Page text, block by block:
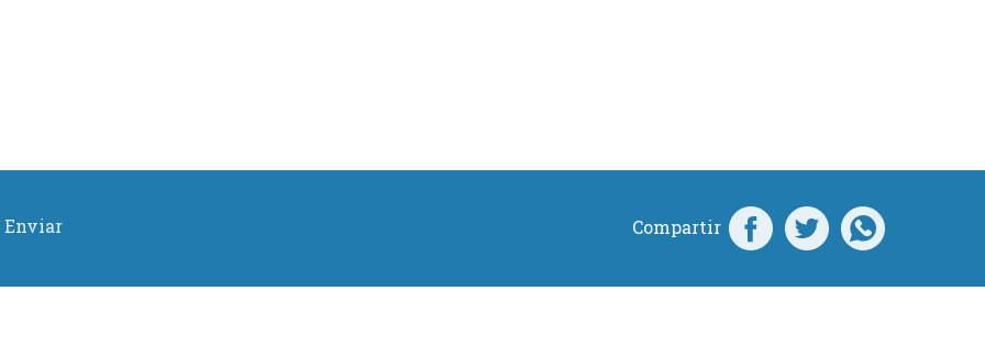
Enviar Compartir